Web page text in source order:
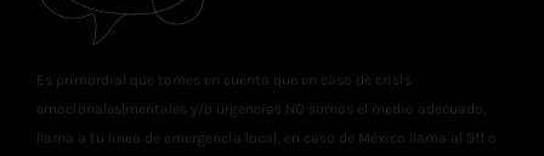
Es primordial que tomes en cuenta que en caso de crisis
emocionales|mentales y/o urgencias NO somos el medio adecuado,
llama a tu línea de emergencia local, en caso de México llama al 911 o